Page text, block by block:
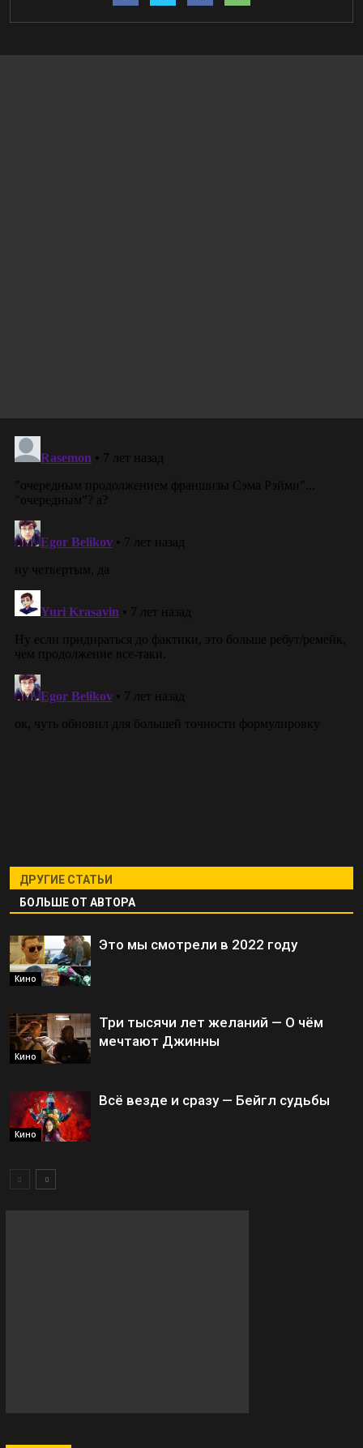
ДРУГИЕ СТАТЬИ
БОЛЬШЕ ОТ АВТОРА
Кино
Это мы смотрели в 2022 году
Кино
Три тысячи лет желаний — О чём
мечтают Джинны
Кино
Всё везде и сразу — Бейгл судьбы